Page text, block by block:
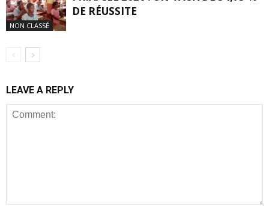
NON CLASSÉ
DE RÉUSSITE
LEAVE A REPLY